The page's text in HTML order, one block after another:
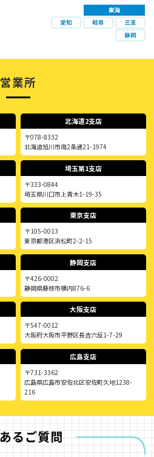
営業所
北海道2支店
〒078-8332
北海道旭川市南2条通21-1974
埼玉第1支店
〒333-0844
埼玉県川口市上青木1-19-35
東京支店
〒105-0013
東京都港区浜松町2-2-15
静岡支店
〒426-0002
静岡県藤枝市横内876-6
大阪支店
〒547-0012
大阪府大阪市平野区長吉六反1-7-29
広島支店
〒731-3362
広島県広島市安佐北区安佐町久地1238-
216